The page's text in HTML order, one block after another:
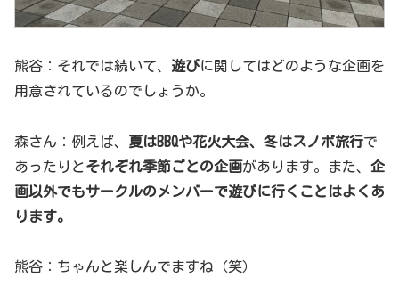
熊谷：それでは続いて、 遊びに関してはどのような企画を
用意されているのでしょうか。
森さん：例えば、 夏はBBQや花火大会、冬はスノボ旅行で
あったりとそれぞれ季節ごとの企画があります。また、 企
画以外でもサークルのメンバーで遊びに行くことはよくあ
ります。
熊谷：ちゃんと楽しんでますね（笑）